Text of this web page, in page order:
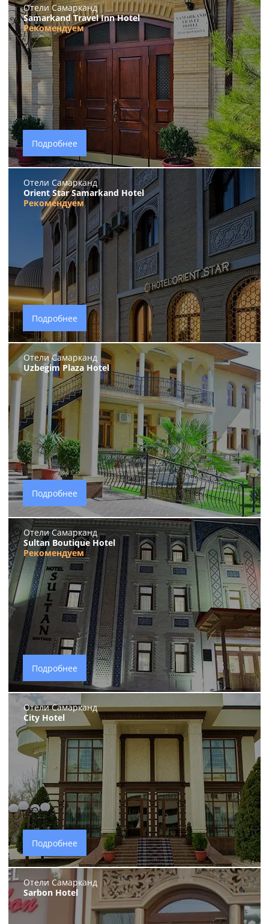
Отели Самарканд
Samarkand Travel Inn Hotel
Рекомендуем
Подробнее
Отели Самарканд
Orient Star Samarkand Hotel
Рекомендуем
Подробнее
Отели Самарканд
Uzbegim Plaza Hotel
Подробнее
Отели Самарканд
Sultan Boutique Hotel
Рекомендуем
Подробнее
Отели Самарканд
City Hotel
Подробнее
Отели Самарканд
Sarbon Hotel